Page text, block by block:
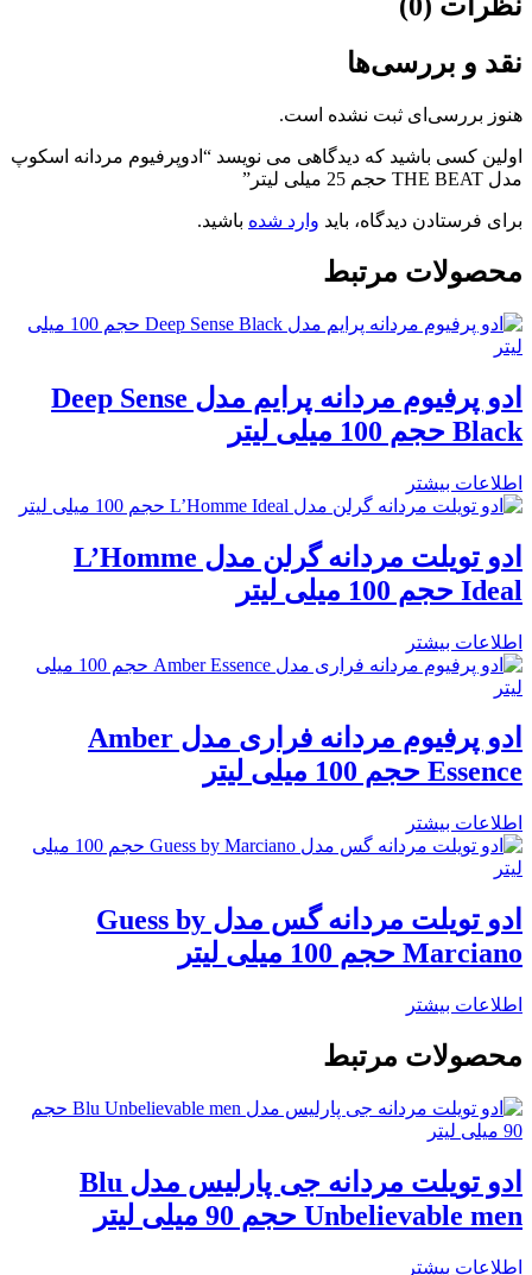
نظرات (0)
نقد و بررسی‌ها
هنوز بررسی‌ای ثبت نشده است.
اولین کسی باشید که دیدگاهی می نویسد “ادوپرفیوم مردانه اسکوپ
مدل THE BEAT حجم 25 میلی لیتر”
برای فرستادن دیدگاه، باید وارد شده باشید.
محصولات مرتبط
ادو پرفیوم مردانه پرایم مدل Deep Sense
Black حجم 100 میلی لیتر
اطلاعات بیشتر
ادو تویلت مردانه گرلن مدل L’Homme
Ideal حجم 100 میلی لیتر
اطلاعات بیشتر
ادو پرفیوم مردانه فراری مدل Amber
Essence حجم 100 میلی لیتر
اطلاعات بیشتر
ادو تویلت مردانه گس مدل Guess by
Marciano حجم 100 میلی لیتر
اطلاعات بیشتر
محصولات مرتبط
ادو تویلت مردانه جی پارلیس مدل Blu
Unbelievable men حجم 90 میلی لیتر
اطلاعات بیشتر